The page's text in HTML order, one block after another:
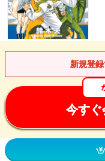
新規登
今すぐ